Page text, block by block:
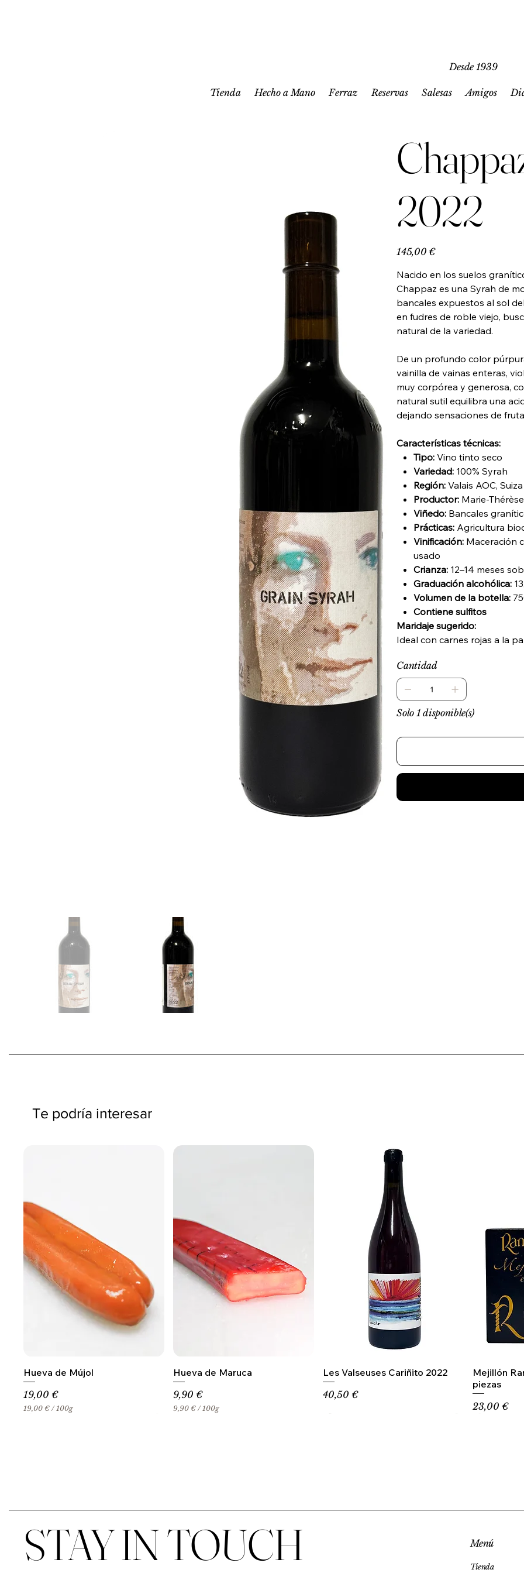
Tienda Hecho a Mano Ferraz Reservas Salesas Amigos
Desde 1939
2022
Precio
145,00 €
Nacido en los suelos
Chappaz es una Syrah de
bancales expuestos al sol
en fudres de roble viejo,
natural de la variedad.
De un profundo color
vainilla de vainas enteras,
muy corpórea y generosa,
natural sutil equilibra una
dejando sensaciones de
Características técnicas:
Tipo: Vino tinto seco
Variedad: 100% Syrah
Región: Valais AOC, Suiza
Productor: Marie-
Viñedo: Bancales
Prácticas: Agricultura
Vinificación: Maceración
usado
Crianza: 12–14 meses
Graduación alcohólica:
Volumen de la botella:
Contiene sulfitos
Maridaje sugerido:
Ideal con carnes rojas a la
Cantidad
Solo 1 disponible(s)
Te podría interesar
Hueva de Mújol
Precio
19,00 €
19,00 € / 100g
1
G
a
Hueva de Maruca
Precio
9,90 €
9,90 € / 100g
0
G
m
Les Valseuses Cariñito 2022
Precio
40,50 €
Mejillón
piezas
Precio
23,00 €
STAY IN TOUCH Menú
Tienda